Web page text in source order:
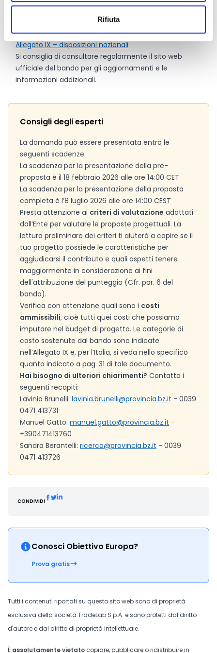
Rifiuta
Pagina web per formulari e documenti
Bando
Allegato IX – disposizioni nazionali
Si consiglia di consultare regolarmente il sito web
ufficiale del bando per gli aggiornamenti e le
informazioni addizionali.
Consigli degli esperti
La domanda può essere presentata entro le
seguenti scadenze:
La scadenza per la presentazione della pre-
proposta è il 18 febbraio 2026 alle ore 14:00 CET
La scadenza per la presentazione della proposta
completa è l’8 luglio 2026 alle ore 14:00 CEST
Presta attenzione ai criteri di valutazione adottati
dall’Ente per valutare le proposte progettuali. La
lettura preliminare dei criteri ti aiuterà a capire se il
tuo progetto possiede le caratteristiche per
aggiudicarsi il contributo e quali aspetti tenere
maggiormente in considerazione ai fini
dell'attribuzione del punteggio (Cfr. par. 6 del
bando).
Verifica con attenzione quali sono i costi
ammissibili, cioè tutti quei costi che possiamo
imputare nel budget di progetto. Le categorie di
costo sostenute dal bando sono indicate
nell’Allegato IX e, per l’Italia, si veda nello specifico
quanto indicato a pag. 31 di tale documento.
Hai bisogno di ulteriori chiarimenti? Contatta i
seguenti recapiti:
Lavinia Brunelli: lavinia.brunelli@provincia.bz.it - 0039
0471 413731
Manuel Gatto: manuel.gatto@provincia.bz.it -
+390471413760
Sandra Berantelli: ricerca@provincia.bz.it - 0039
0471 413726
CONDIVIDI
Conosci Obiettivo Europa?
Prova gratis
Tutti i contenuti riportati su questo sito web sono di proprietà
esclusiva della società TradeLab S.p.A. e sono protetti dal diritto
d'autore e dal diritto di proprietà intellettuale.
È assolutamente vietato copiare, pubblicare o ridistribuire in